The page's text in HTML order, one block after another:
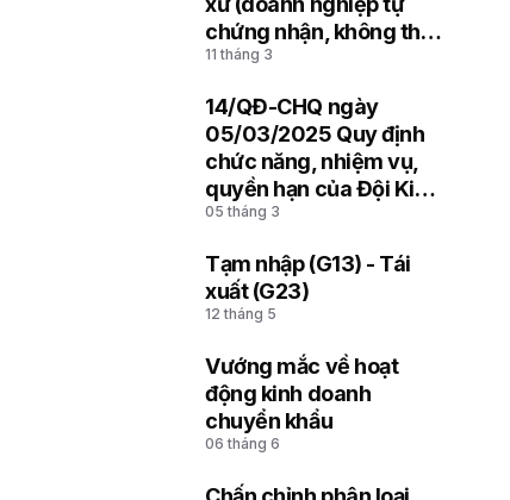
chứng nhận, không thể
hiện mã REX)
11 tháng 3
14/QĐ-CHQ ngày
05/03/2025 Quy định
chức năng, nhiệm vụ,
quyền hạn của Đội Kiểm
soát hải quan thuộc Chi
05 tháng 3
Tạm nhập (G13) - Tái
xuất (G23)
12 tháng 5
Vướng mắc về hoạt
động kinh doanh
chuyển khẩu
06 tháng 6